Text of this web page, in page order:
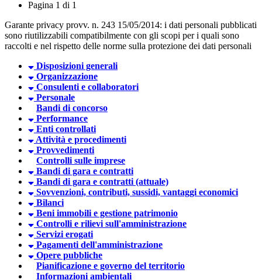
Pagina 1 di 1
Garante privacy provv. n. 243 15/05/2014: i dati personali pubblicati
sono riutilizzabili compatibilmente con gli scopi per i quali sono
raccolti e nel rispetto delle norme sulla protezione dei dati personali
Disposizioni generali
Organizzazione
Consulenti e collaboratori
Personale
Bandi di concorso
Performance
Enti controllati
Attività e procedimenti
Provvedimenti
Controlli sulle imprese
Bandi di gara e contratti
Bandi di gara e contratti (attuale)
Sovvenzioni, contributi, sussidi, vantaggi economici
Bilanci
Beni immobili e gestione patrimonio
Controlli e rilievi sull'amministrazione
Servizi erogati
Pagamenti dell'amministrazione
Opere pubbliche
Pianificazione e governo del territorio
Informazioni ambientali